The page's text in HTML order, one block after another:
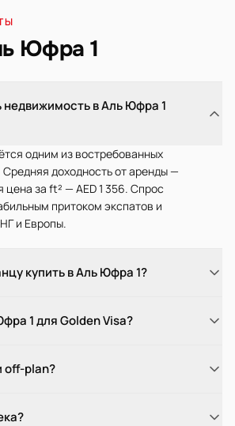
Юфра 1
недвижимость в Аль Юфра 1
одним из востребованных
доходность от аренды —
за ft² — AED 1 356. Спрос
притоком экспатов и
и Европы.
купить в Аль Юфра 1?
1 для Golden Visa?
off-plan?